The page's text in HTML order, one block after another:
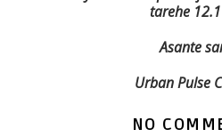
tarehe
Asante
Urban Pulse
NO